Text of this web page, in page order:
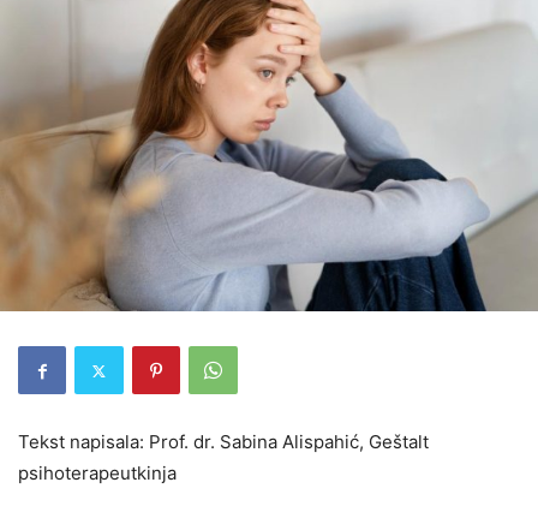
Tekst napisala: Prof. dr. Sabina Alispahić, Geštalt
psihoterapeutkinja